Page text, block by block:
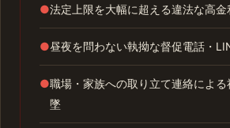
●法定上限を大幅に超える違法な高金
●昼夜を問わない執拗な督促電話・
●職場・家族への取り立て連絡によ
墜